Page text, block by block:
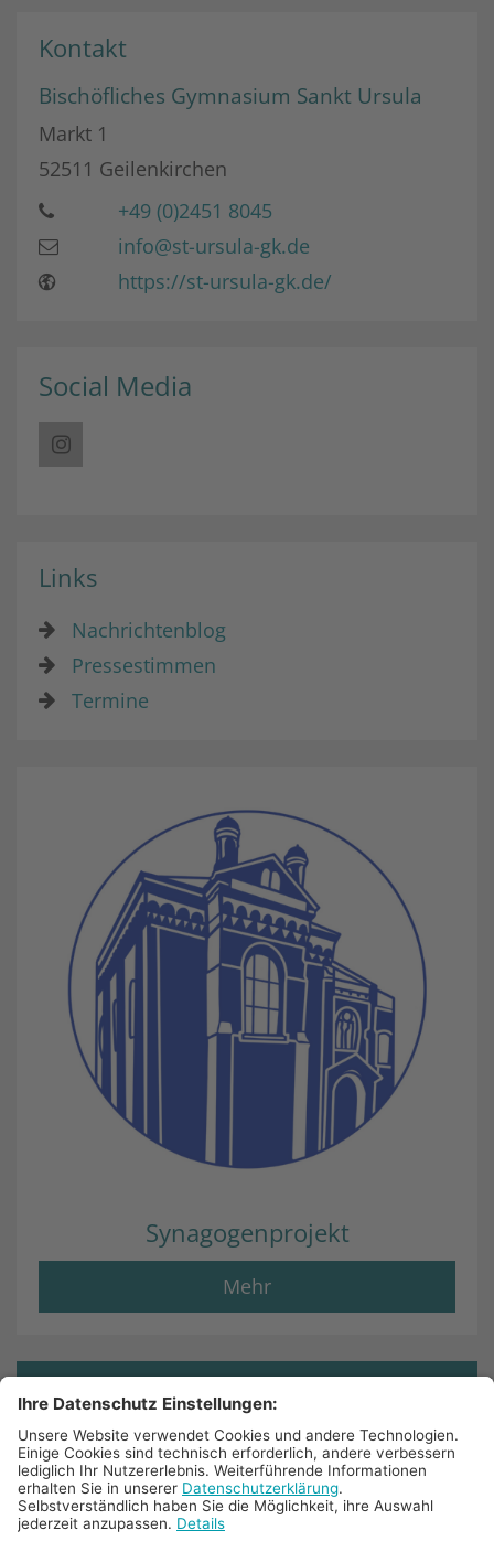
Kontakt
Bischöfliches Gymnasium Sankt Ursula
Markt 1
52511 Geilenkirchen
+49 (0)2451 8045
info@st-ursula-gk.de
https://st-ursula-gk.de/
Social Media
Links
Nachrichtenblog
Pressestimmen
Termine
Synagogenprojekt
Mehr